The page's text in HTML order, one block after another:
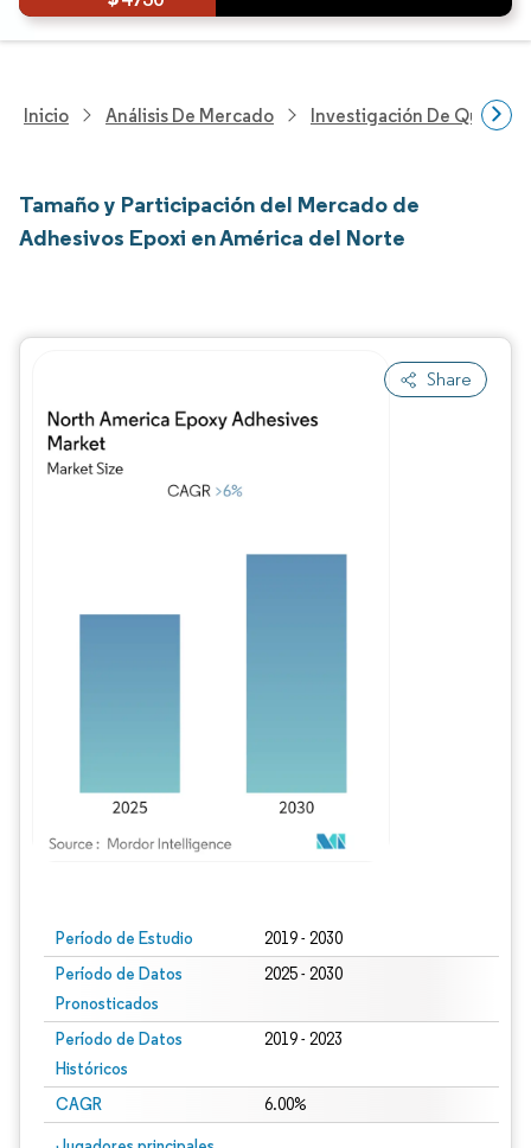
Inicio Análisis De Mercado Investigación De
Tamaño y Participación del Mercado de
Adhesivos Epoxi en América del Norte
Share
Período de Estudio 2019 - 2030
Período de Datos
Pronosticados
2025 - 2030
Período de Datos
Históricos
2019 - 2023
CAGR 6.00%